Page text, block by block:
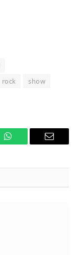
rock
show
WhatsApp Email